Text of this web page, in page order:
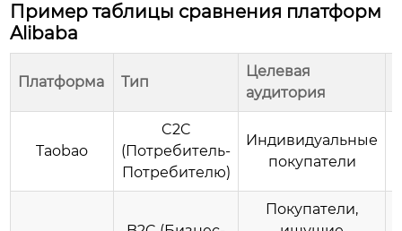
Пример таблицы сравнения платформ
Alibaba
Платформа Тип
Целевая
аудитория
Taobao
C2C
(Потребитель-
Потребителю)
Индивидуальные
покупатели
Покупатели,